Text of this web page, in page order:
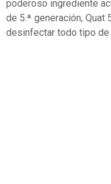
poderoso ingrediente
de 5.ª generación,
desinfectar todo tipo